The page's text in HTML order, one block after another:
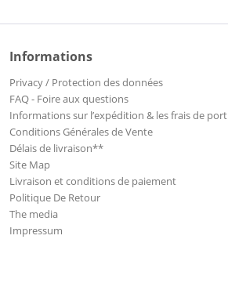
Informations
Privacy / Protection des données
FAQ - Foire aux questions
Informations sur l’expédition & les frais de port
Conditions Générales de Vente
Délais de livraison**
Site Map
Livraison et conditions de paiement
Politique De Retour
The media
Impressum